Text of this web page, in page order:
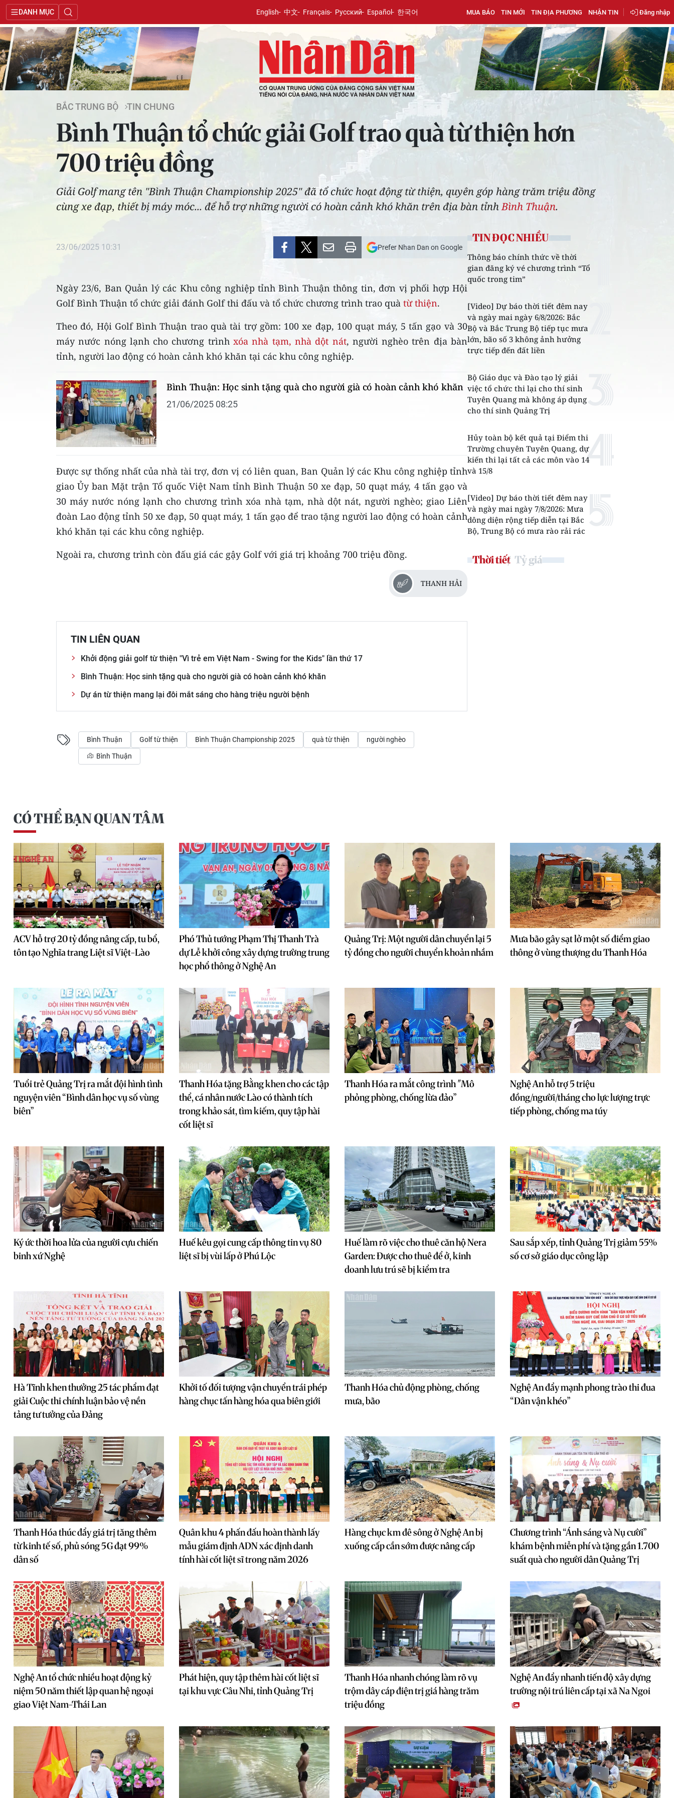
DANH MỤC English 中文 Français Русский Español 한국어 MUA BÁO TIN MỚI TIN ĐỊA PHƯƠNG NHẬN TIN Đăng nhập
BẮC TRUNG BỘ TIN CHUNG
Bình Thuận tổ chức giải Golf trao quà từ thiện hơn
700 triệu đồng
Giải Golf mang tên "Bình Thuận Championship 2025" đã tổ chức hoạt động từ thiện, quyên góp hàng trăm triệu đồng
cùng xe đạp, thiết bị máy móc... để hỗ trợ những người có hoàn cảnh khó khăn trên địa bàn tỉnhBình Thuận.
23/06/2025 10:31 Prefer Nhan Dan on Google
Ngày 23/6, Ban Quản lý các Khu công nghiệp tỉnh Bình Thuận thông tin, đơn vị phối hợp Hội
Golf Bình Thuận tổ chức giải đánh Golf thi đấu và tổ chức chương trình trao quà từ thiện.
Theo đó, Hội Golf Bình Thuận trao quà tài trợ gồm: 100 xe đạp, 100 quạt máy, 5 tấn gạo và 30
máy nước nóng lạnh cho chương trìnhxóa nhà tạm, nhà dột nát, người nghèo trên địa bàn
tỉnh, người lao động có hoàn cảnh khó khăn tại các khu công nghiệp.
Bình Thuận: Học sinh tặng quà cho người già có hoàn cảnh khó khăn
21/06/2025 08:25
Được sự thống nhất của nhà tài trợ, đơn vị có liên quan, Ban Quản lý các Khu công nghiệp tỉnh
giao Ủy ban Mặt trận Tổ quốc Việt Nam tỉnh Bình Thuận 50 xe đạp, 50 quạt máy, 4 tấn gạo và
30 máy nước nóng lạnh cho chương trình xóa nhà tạm, nhà dột nát, người nghèo; giao Liên
đoàn Lao động tỉnh 50 xe đạp, 50 quạt máy, 1 tấn gạo để trao tặng người lao động có hoàn cảnh
khó khăn tại các khu công nghiệp.
Ngoài ra, chương trình còn đấu giá các gậy Golf với giá trị khoảng 700 triệu đồng.
THANH HẢI
TIN LIÊN QUAN
Khởi động giải golf từ thiện "Vì trẻ em Việt Nam - Swing for the Kids" lần thứ 17
Bình Thuận: Học sinh tặng quà cho người già có hoàn cảnh khó khăn
Dự án từ thiện mang lại đôi mắt sáng cho hàng triệu người bệnh
Bình Thuận Golf từ thiện Bình Thuận Championship 2025 quà từ thiện người nghèo
Bình Thuận
TIN ĐỌC NHIỀU
Thông báo chính thức về thời
gian đăng ký vé chương trình “Tổ
quốc trong tim”
[Video] Dự báo thời tiết đêm nay
và ngày mai ngày 6/8/2026: Bắc
Bộ và Bắc Trung Bộ tiếp tục mưa
lớn, bão số 3 không ảnh hưởng
trực tiếp đến đất liền
Bộ Giáo dục và Đào tạo lý giải
việc tổ chức thi lại cho thí sinh
Tuyên Quang mà không áp dụng
cho thí sinh Quảng Trị
Hủy toàn bộ kết quả tại Điểm thi
Trường chuyên Tuyên Quang, dự
kiến thi lại tất cả các môn vào 14
và 15/8
[Video] Dự báo thời tiết đêm nay
và ngày mai ngày 7/8/2026: Mưa
dông diện rộng tiếp diễn tại Bắc
Bộ, Trung Bộ có mưa rào rải rác
Thời tiết Tỷ giá
CÓ THỂ BẠN QUAN TÂM
ACV hỗ trợ 20 tỷ đồng nâng cấp, tu bổ,
tôn tạo Nghĩa trang Liệt sĩ Việt-Lào
Phó Thủ tướng Phạm Thị Thanh Trà
dự Lễ khởi công xây dựng trường trung
học phổ thông ở Nghệ An
Quảng Trị: Một người dân chuyển lại 5
tỷ đồng cho người chuyển khoản nhầm
Mưa bão gây sạt lở một số điểm giao
thông ở vùng thượng du Thanh Hóa
Tuổi trẻ Quảng Trị ra mắt đội hình tình
nguyện viên “Bình dân học vụ số vùng
biên”
Thanh Hóa tặng Bằng khen cho các tập
thể, cá nhân nước Lào có thành tích
trong khảo sát, tìm kiếm, quy tập hài
cốt liệt sĩ
Thanh Hóa ra mắt công trình "Mô
phỏng phòng, chống lừa đảo”
Nghệ An hỗ trợ 5 triệu
đồng/người/tháng cho lực lượng trực
tiếp phòng, chống ma túy
Ký ức thời hoa lửa của người cựu chiến
binh xứ Nghệ
Huế kêu gọi cung cấp thông tin vụ 80
liệt sĩ bị vùi lấp ở Phú Lộc
Huế làm rõ việc cho thuê căn hộ Nera
Garden: Được cho thuê để ở, kinh
doanh lưu trú sẽ bị kiểm tra
Sau sắp xếp, tỉnh Quảng Trị giảm 55%
số cơ sở giáo dục công lập
Hà Tĩnh khen thưởng 25 tác phẩm đạt
giải Cuộc thi chính luận bảo vệ nền
tảng tư tưởng của Đảng
Khởi tố đối tượng vận chuyển trái phép
hàng chục tấn hàng hóa qua biên giới
Thanh Hóa chủ động phòng, chống
mưa, bão
Nghệ An đẩy mạnh phong trào thi đua
“Dân vận khéo”
Thanh Hóa thúc đẩy giá trị tăng thêm
từ kinh tế số, phủ sóng 5G đạt 99%
dân số
Quân khu 4 phấn đấu hoàn thành lấy
mẫu giám định ADN xác định danh
tính hài cốt liệt sĩ trong năm 2026
Hàng chục km đê sông ở Nghệ An bị
xuống cấp cần sớm được nâng cấp
Chương trình “Ánh sáng và Nụ cười”
khám bệnh miễn phí và tặng gần 1.700
suất quà cho người dân Quảng Trị
Nghệ An tổ chức nhiều hoạt động kỷ
niệm 50 năm thiết lập quan hệ ngoại
giao Việt Nam-Thái Lan
Phát hiện, quy tập thêm hài cốt liệt sĩ
tại khu vực Câu Nhi, tỉnh Quảng Trị
Thanh Hóa nhanh chóng làm rõ vụ
trộm dây cáp điện trị giá hàng trăm
triệu đồng
Nghệ An đẩy nhanh tiến độ xây dựng
trường nội trú liên cấp tại xã Na Ngoi